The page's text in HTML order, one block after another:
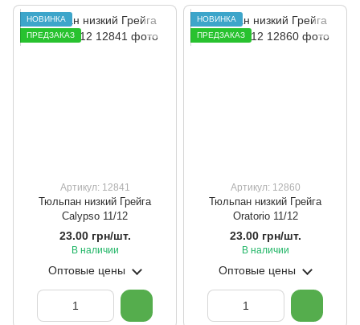
НОВИНКА
ПРЕДЗАКАЗ
Артикул: 12841
Тюльпан низкий Грейга
Calypso 11/12
23.00 грн/шт.
В наличии
Оптовые цены
НОВИНКА
ПРЕДЗАКАЗ
Артикул: 12860
Тюльпан низкий Грейга
Oratorio 11/12
23.00 грн/шт.
В наличии
Оптовые цены